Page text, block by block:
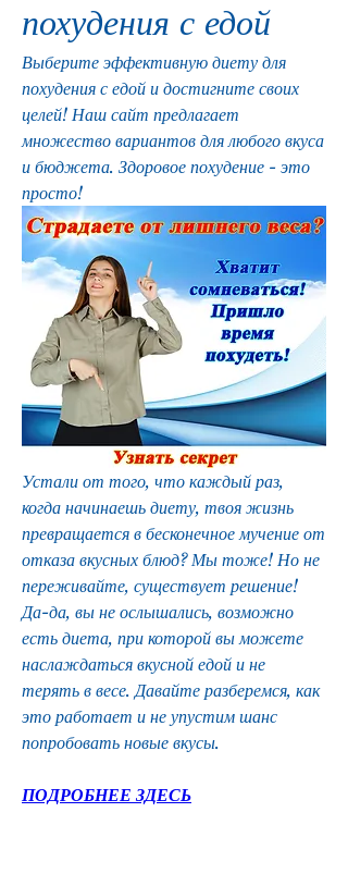
похудения с едой
Выберите эффективную диету для
похудения с едой и достигните своих
целей! Наш сайт предлагает
множество вариантов для любого вкуса
и бюджета. Здоровое похудение - это
просто!
Устали от того, что каждый раз,
когда начинаешь диету, твоя жизнь
превращается в бесконечное мучение от
отказа вкусных блюд? Мы тоже! Но не
переживайте, существует решение!
Да-да, вы не ослышались, возможно
есть диета, при которой вы можете
наслаждаться вкусной едой и не
терять в весе. Давайте разберемся, как
это работает и не упустим шанс
попробовать новые вкусы.
ПОДРОБНЕЕ ЗДЕСЬ